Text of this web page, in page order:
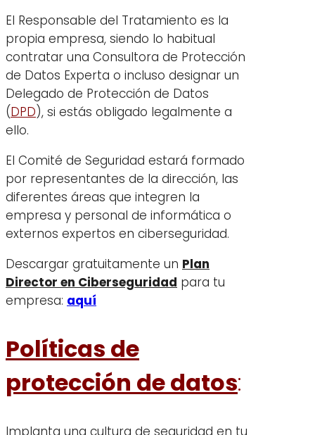
El Responsable del Tratamiento es la
propia empresa, siendo lo habitual
contratar una Consultora de Protección
de Datos Experta o incluso designar un
Delegado de Protección de Datos
(DPD), si estás obligado legalmente a
ello.
El Comité de Seguridad estará formado
por representantes de la dirección, las
diferentes áreas que integren la
empresa y personal de informática o
externos expertos en ciberseguridad.
Descargar gratuitamente un Plan
Director en Ciberseguridad para tu
empresa: aquí
Políticas de
protección de datos: